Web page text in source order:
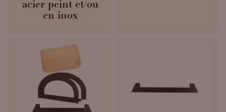
acier peint et/ou
en inox